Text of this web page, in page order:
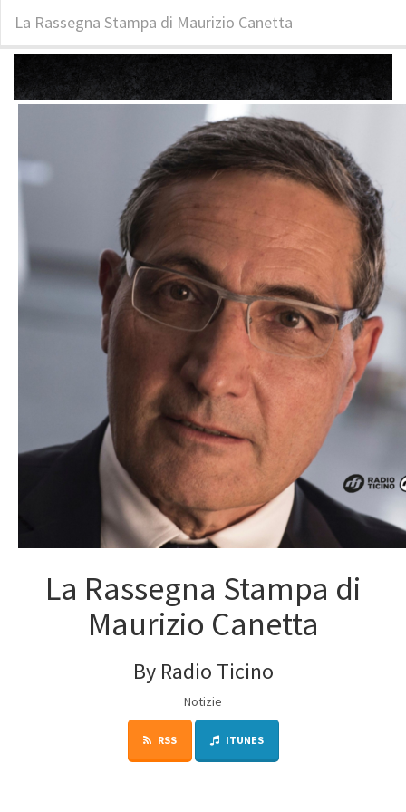
La Rassegna Stampa di Maurizio Canetta
La Rassegna Stampa di
Maurizio Canetta
By Radio Ticino
Notizie
RSS ITUNES